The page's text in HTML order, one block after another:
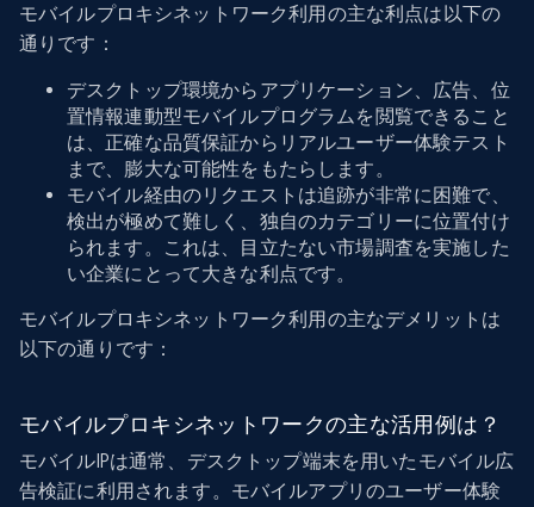
モバイルプロキシネットワーク利用の主な利点は以下の
通りです：
デスクトップ環境からアプリケーション、広告、位
置情報連動型モバイルプログラムを閲覧できること
は、正確な品質保証からリアルユーザー体験テスト
まで、膨大な可能性をもたらします。
モバイル経由のリクエストは追跡が非常に困難で、
検出が極めて難しく、独自のカテゴリーに位置付け
られます。これは、目立たない市場調査を実施した
い企業にとって大きな利点です。
モバイルプロキシネットワーク利用の主なデメリットは
以下の通りです：
モバイルプロキシネットワークの主な活用例は？
モバイルIPは通常、デスクトップ端末を用いたモバイル広
告検証に利用されます。モバイルアプリのユーザー体験